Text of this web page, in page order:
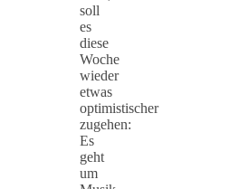
soll
es
diese
Woche
wieder
etwas
optimistischer
zugehen:
Es
geht
um